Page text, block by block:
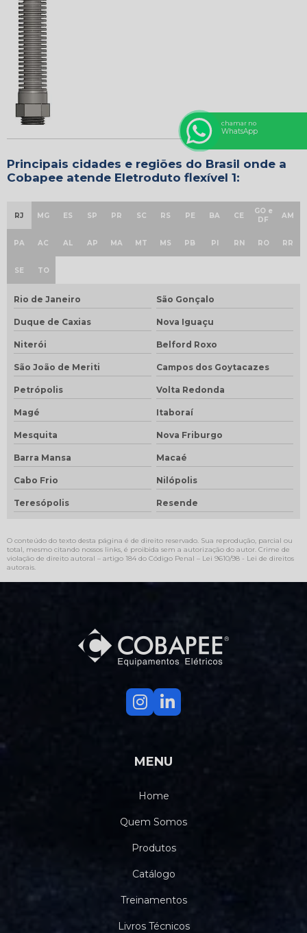
Principais cidades e regiões do Brasil onde a
Cobapee atende Eletroduto flexível 1:
RJ MG ES SP PR SC RS PE BA CE
GO e
DF
AM
PA AC AL AP MA MT MS PB PI RN RO RR
SE TO
Rio de Janeiro São Gonçalo
Duque de Caxias Nova Iguaçu
Niterói Belford Roxo
São João de Meriti Campos dos Goytacazes
Petrópolis Volta Redonda
Magé Itaboraí
Mesquita Nova Friburgo
Barra Mansa Macaé
Cabo Frio Nilópolis
Teresópolis Resende
O conteúdo do texto desta página é de direito reservado. Sua reprodução, parcial ou
total, mesmo citando nossos links, é proibida sem a autorização do autor. Crime de
violação de direito autoral – artigo 184 do Código Penal – Lei 9610/98 - Lei de direitos
autorais.
MENU
Home
Quem Somos
Produtos
Catálogo
Treinamentos
Livros Técnicos
chamar no
WhatsApp